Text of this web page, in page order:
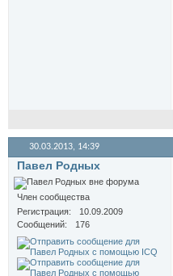
30.03.2013, 14:39
Павел Родных
Член сообщества
Регистрация
10.09.2009
Сообщений
176